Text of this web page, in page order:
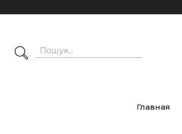
Главная